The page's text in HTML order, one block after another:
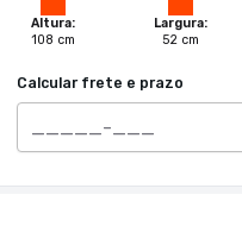
Altura:
108 cm
Largura:
52cm
Calcular frete e prazo